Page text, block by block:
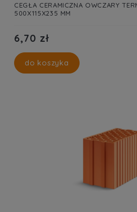
CEGŁA CERAMICZNA OWCZARY
500X115X235 MM
6,70 zł
do koszyka